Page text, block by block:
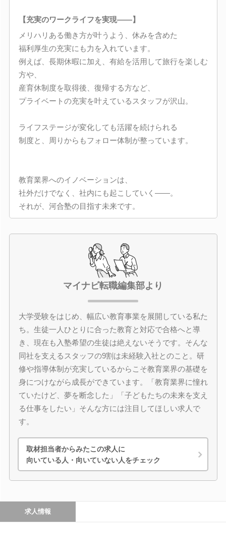
【充実のワークライフを実現――】
メリハリある働き方が叶うよう、休みを含めた
福利厚生の充実にも力を入れています。
例えば、長期休暇に加え、有給を活用して旅行を楽しむ
方や、
産育休制度を取得後、復帰する方など、
プライベートの充実を叶えているスタッフが沢山。
ライフステージが変化しても活躍を続けられる
制度と、周りからもフォロー体制が整っています。
教育業界へのイノベーションは、
社外だけでなく、社内にも起こしていく――。
それが、河合塾の目指す未来です。
マイナビ転職編集部より
大学受験をはじめ、幅広い教育事業を展開している私た
ち。生徒一人ひとりに合った教育と対応で合格へと導
き、現在も入塾希望の生徒は絶えないそうです。そんな
同社を支えるスタッフの9割は未経験入社とのこと。研
修や指導体制が充実しているからこそ教育業界の基礎を
身につけながら成長ができています。「教育業界に憧れ
ていたけど、夢を断念した」「子どもたちの未来を支え
る仕事をしたい」そんな方には注目してほしい求人で
す。
取材担当者からみたこの求人に
向いている人・向いていない人をチェック
求人情報